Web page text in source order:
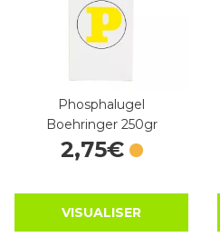
Phosphalugel
Boehringer 250gr
2,75€
VISUALISER